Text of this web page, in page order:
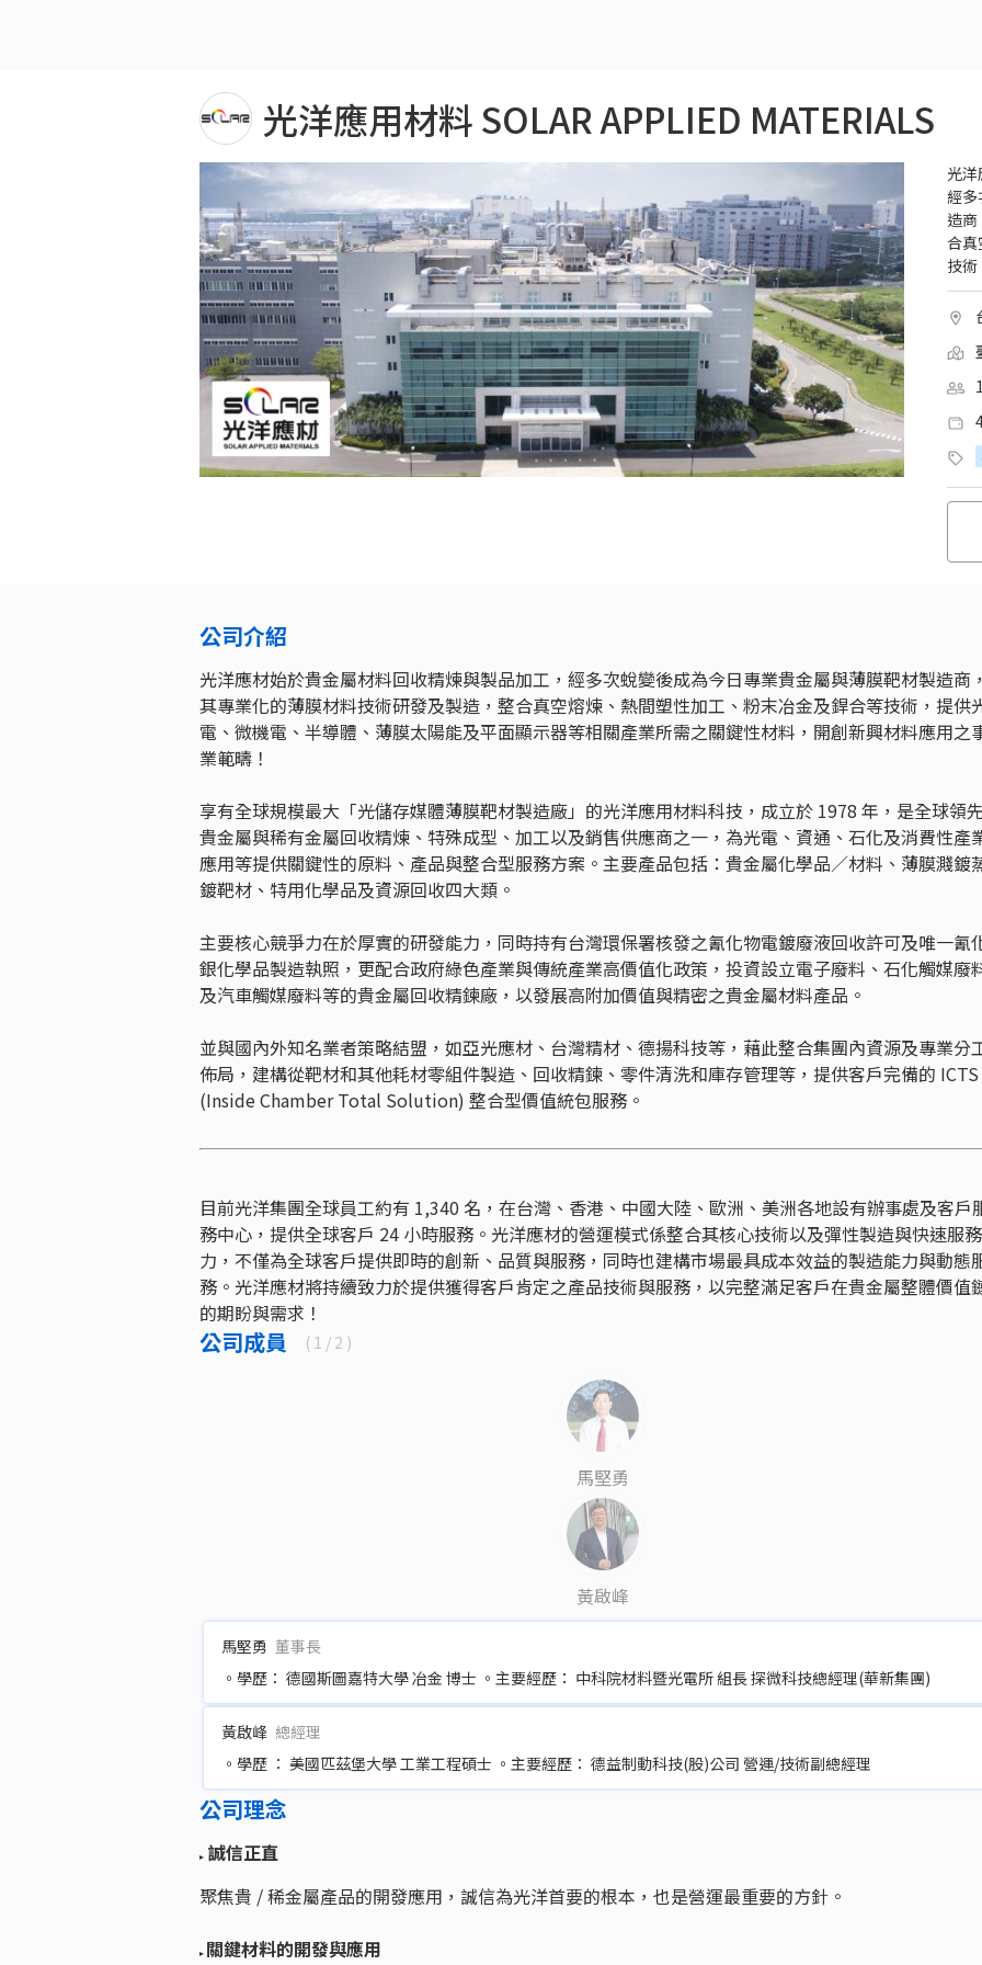
光洋應用材料 SOLAR APPLIED MATERIALS
光
經多
造商
合真
技術
公司介紹
光洋應材始於貴金屬材料回收精煉與製品加工，經多次蛻變後成為今日專業貴金屬與薄膜靶材製造商，
其專業化的薄膜材料技術研發及製造，整合真空熔煉、熱間塑性加工、粉末冶金及銲合等技術，提供
電、微機電、半導體、薄膜太陽能及平面顯示器等相關產業所需之關鍵性材料，開創新興材料應用之
業範疇！
享有全球規模最大「光儲存媒體薄膜靶材製造廠」的光洋應用材料科技，成立於 1978 年，是全球領
貴金屬與稀有金屬回收精煉、特殊成型、加工以及銷售供應商之一，為光電、資通、石化及消費性產
應用等提供關鍵性的原料、產品與整合型服務方案。主要產品包括：貴金屬化學品∕材料、薄膜濺鍍
鍍靶材、特用化學品及資源回收四大類。
主要核心競爭力在於厚實的研發能力，同時持有台灣環保署核發之氰化物電鍍廢液回收許可及唯一氰
銀化學品製造執照，更配合政府綠色產業與傳統產業高價值化政策，投資設立電子廢料、石化觸媒廢
及汽車觸媒廢料等的貴金屬回收精鍊廠，以發展高附加價值與精密之貴金屬材料產品。
並與國內外知名業者策略結盟，如亞光應材、台灣精材、德揚科技等，藉此整合集團內資源及專業分
佈局，建構從靶材和其他耗材零組件製造、回收精鍊、零件清洗和庫存管理等，提供客戶完備的 ICTS
(Inside Chamber Total Solution) 整合型價值統包服務。
目前光洋集團全球員工約有 1,340 名，在台灣、香港、中國大陸、歐洲、美洲各地設有辦事處及客戶
務中心，提供全球客戶 24 小時服務。光洋應材的營運模式係整合其核心技術以及彈性製造與快速服
力，不僅為全球客戶提供即時的創新、品質與服務，同時也建構市場最具成本效益的製造能力與動態
務。光洋應材將持續致力於提供獲得客戶肯定之產品技術與服務，以完整滿足客戶在貴金屬整體價值
的期盼與需求！
公司成員 ( 1 / 2 )
馬堅勇
黃啟峰
馬堅勇 董事長
。學歷： 德國斯圖嘉特大學 冶金 博士 。主要經歷： 中科院材料暨光電所 組長 探微科技總經理(華新集團)
黃啟峰 總經理
。學歷 ： 美國匹茲堡大學 工業工程碩士 。主要經歷： 德益制動科技(股)公司 營運/技術副總經理
公司理念
▸ 誠信正直
聚焦貴 / 稀金屬產品的開發應用，誠信為光洋首要的根本，也是營運最重要的方針。
▸ 關鍵材料的開發與應用